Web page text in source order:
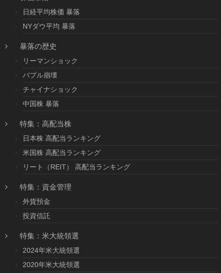
日経平均株価 暴落
NYダウ平均 暴落
暴落の歴史
リーマンショック
バブル崩壊
チャイナショック
中国株 暴落
特集：高配当株
日本株 高配当ランキング
米国株 高配当ランキング
リート（REIT） 高配当ランキング
特集：資金管理
外貨預金
投資信託
特集：米大統領選
2024年米大統領選
2020年米大統領選